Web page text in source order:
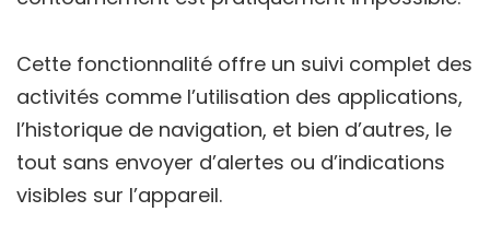
Cette fonctionnalité offre un suivi complet des
activités comme l’utilisation des applications,
l’historique de navigation, et bien d’autres, le
tout sans envoyer d’alertes ou d’indications
visibles sur l’appareil.